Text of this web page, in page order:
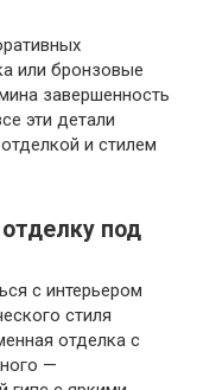
или бронзовые
завершенность
эти детали
и стилем
под
с интерьером
стиля
отделка с
—